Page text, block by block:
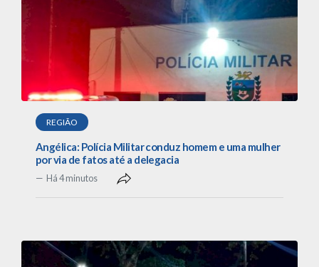
REGIÃO
Angélica: Polícia Militar conduz homem e uma mulher
por via de fatos até a delegacia
Há 4 minutos